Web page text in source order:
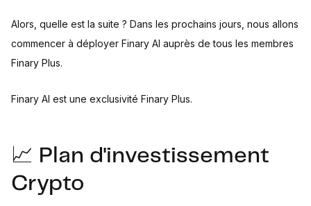
Alors, quelle est la suite ? Dans les prochains jours, nous allons
commencer à déployer Finary AI auprès de tous les membres
Finary Plus.
Finary AI est une exclusivité Finary Plus.
📈 Plan d'investissement
Crypto